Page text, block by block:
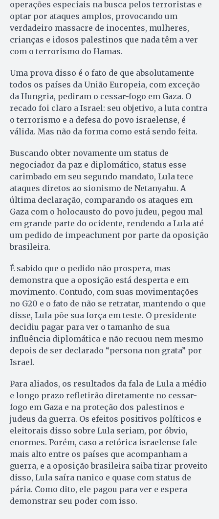
operações especiais na busca pelos terroristas e
optar por ataques amplos, provocando um
verdadeiro massacre de inocentes, mulheres,
crianças e idosos palestinos que nada têm a ver
com o terrorismo do Hamas.
Uma prova disso é o fato de que absolutamente
todos os países da União Europeia, com exceção
da Hungria, pediram o cessar-fogo em Gaza. O
recado foi claro a Israel: seu objetivo, a luta contra
o terrorismo e a defesa do povo israelense, é
válida. Mas não da forma como está sendo feita.
Buscando obter novamente um status de
negociador da paz e diplomático, status esse
carimbado em seu segundo mandato, Lula tece
ataques diretos ao sionismo de Netanyahu. A
última declaração, comparando os ataques em
Gaza com o holocausto do povo judeu, pegou mal
em grande parte do ocidente, rendendo a Lula até
um pedido de impeachment por parte da oposição
brasileira.
É sabido que o pedido não prospera, mas
demonstra que a oposição está desperta e em
movimento. Contudo, com suas movimentações
no G20 e o fato de não se retratar, mantendo o que
disse, Lula põe sua força em teste. O presidente
decidiu pagar para ver o tamanho de sua
influência diplomática e não recuou nem mesmo
depois de ser declarado “persona non grata” por
Israel.
Para aliados, os resultados da fala de Lula a médio
e longo prazo refletirão diretamente no cessar-
fogo em Gaza e na proteção dos palestinos e
judeus da guerra. Os efeitos positivos políticos e
eleitorais disso sobre Lula seriam, por óbvio,
enormes. Porém, caso a retórica israelense fale
mais alto entre os países que acompanham a
guerra, e a oposição brasileira saiba tirar proveito
disso, Lula saíra nanico e quase com status de
pária. Como dito, ele pagou para ver e espera
demonstrar seu poder com isso.